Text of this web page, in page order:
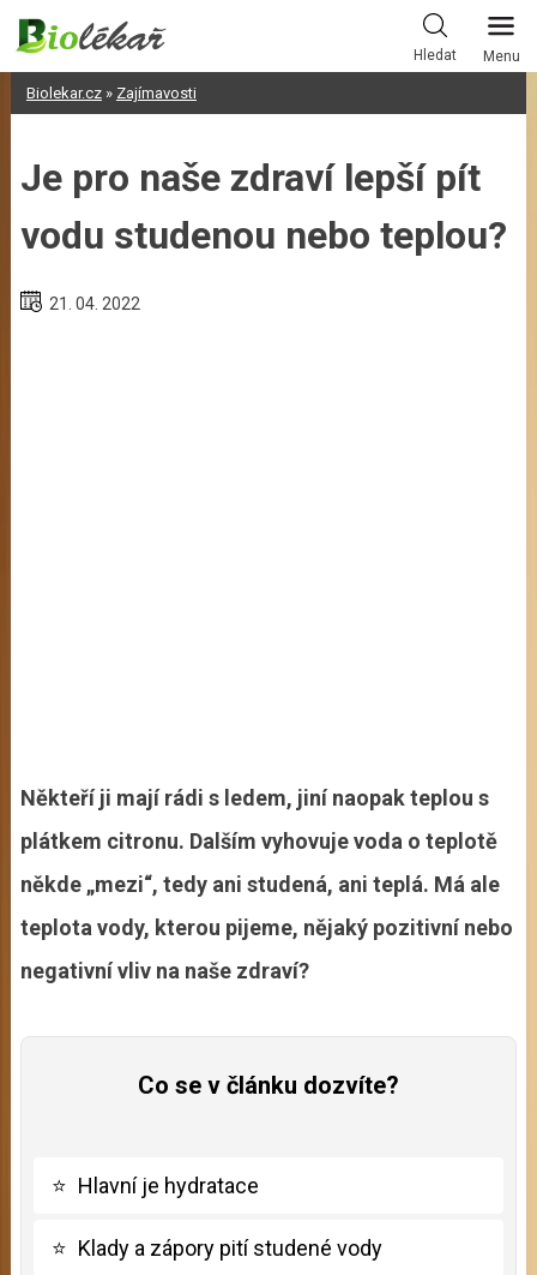
Skip
content
Hledat Menu
Biolekar.cz» Zajímavosti
Je pro naše zdraví lepší pít
vodu studenou nebo teplou?
21. 04. 2022
Někteří ji mají rádi s ledem, jiní naopak teplou s
plátkem citronu. Dalším vyhovuje voda o teplotě
někde „mezi“, tedy ani studená, ani teplá. Má ale
teplota vody, kterou pijeme, nějaký pozitivní nebo
negativní vliv na naše zdraví?
Co se v článku dozvíte?
⭐ Hlavní je hydratace
⭐ Klady a zápory pití studené vody